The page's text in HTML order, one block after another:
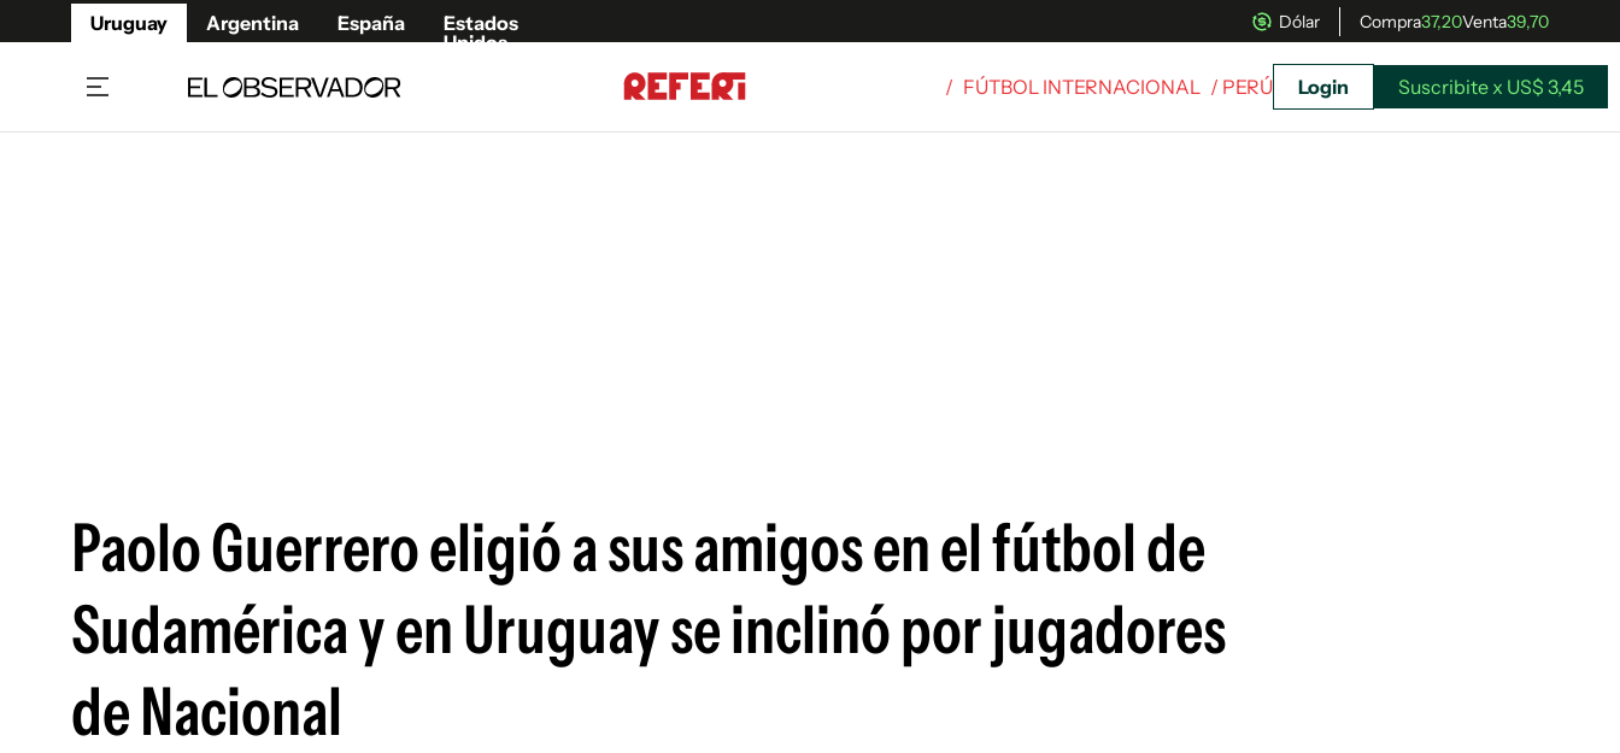
Uruguay Argentina España
Estados
Unidos
Dólar Compra37,20Venta39,70
Siguenos en:
/ FÚTBOL INTERNACIONAL / PERÚ Login Suscribite x US$ 3,45
Paolo Guerrero eligió a sus amigos en el fútbol de
Sudamérica y en Uruguay se inclinó por jugadores
de Nacional